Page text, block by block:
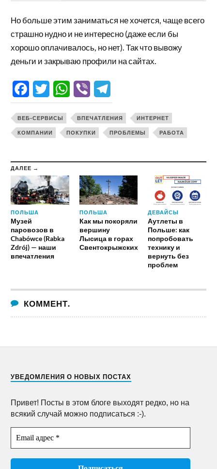
Но больше этим заниматься не хочется, чаще всего
страшно нудно и не интересно (даже если бы
хорошо оплачивалось, но нет). Так что вывожу
деньги и закрываю профили на сайтах.
FacebookTwitter WhatsApp
Viber
ВЕБ-СЕРВИСЫ ВПЕЧАТЛЕНИЯ ИНТЕРНЕТ
КОМПАНИИ ПОКУПКИ ПРОБЛЕМЫ РАБОТА
ДАЛЕЕ →
ПОЛЬША
Музей
паровозов в
Chabówce (Rabka
Zdrój) — наши
впечатления
ПОЛЬША
Как мы покоряли
вершину
Лысица в горах
Свентокрыжских
ДЕВАЙСЫ
Аутлеты в
Польше: как
попробовать
технику и
вернуть без
проблем
КОММЕНТ.
УВЕДОМЛЕНИЯ О НОВЫХ ПОСТАХ
Привет! Посты в этом блоге выходят редко, но на
всякий случай можно подписаться :-).